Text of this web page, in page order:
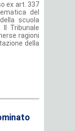
ex art. 337
del
scuola
Tribunale
ragioni
della